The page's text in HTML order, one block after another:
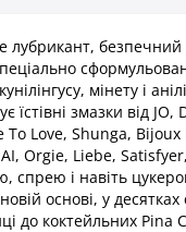
лубрикант, безпечний
мінету і
їстівні змазки від JO,
To Love, Shunga,
Orgie, Liebe,
спрею і навіть
основі, у десятках
до коктейльних Pina